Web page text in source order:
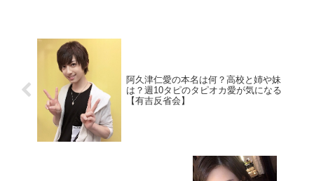
阿久津仁愛の本名は何？高校と姉や妹
は？週10タピのタピオカ愛が気になる
【有吉反省会】